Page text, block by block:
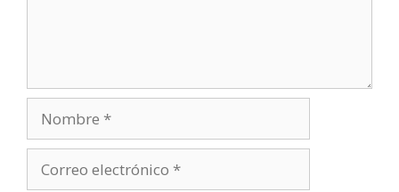
electrónico